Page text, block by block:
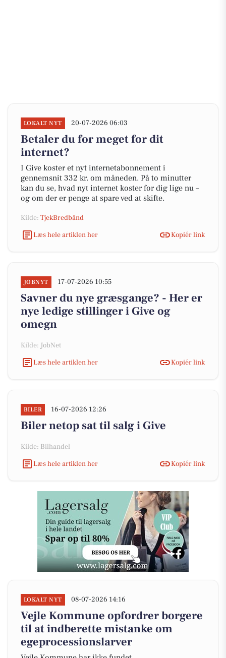
LOKALT NYT 20-07-2026 06:03
Betaler du for meget for dit
internet?
I Give koster et nyt internetabonnement i
gennemsnit 332 kr. om måneden. På to minutter
kan du se, hvad nyt internet koster for dig lige nu –
og om der er penge at spare ved at skifte.
Kilde: TjekBredbånd
Læs hele artiklen her
Kopiér link
JOBNYT 17-07-2026 10:55
Savner du nye græsgange? - Her er
nye ledige stillinger i Give og
omegn
Kilde: JobNet
Læs hele artiklen her
Kopiér link
BILER 16-07-2026 12:26
Biler netop sat til salg i Give
Kilde: Bilhandel
Læs hele artiklen her
Kopiér link
LOKALT NYT 08-07-2026 14:16
Vejle Kommune opfordrer borgere
til at indberette mistanke om
egeprocessionslarver